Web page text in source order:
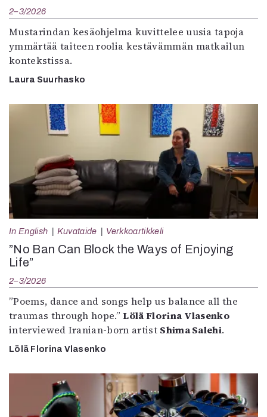
2–3/2026
Mustarindan kesäohjelma kuvittelee uusia tapoja
ymmärtää taiteen roolia kestävämmän matkailun
kontekstissa.
Laura Suurhasko
In English Kuvataide Verkkoartikkeli
”No Ban Can Block the Ways of Enjoying
Life”
2–3/2026
”Poems, dance and songs help us balance all the
traumas through hope.”Lölä Florina Vlasenko
interviewed Iranian-born artist Shima Salehi.
Lölä Florina Vlasenko